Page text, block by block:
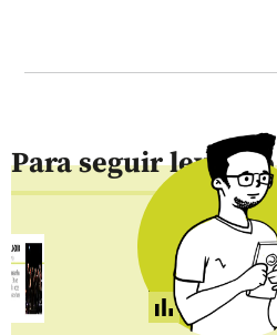
Para seguir leyendo